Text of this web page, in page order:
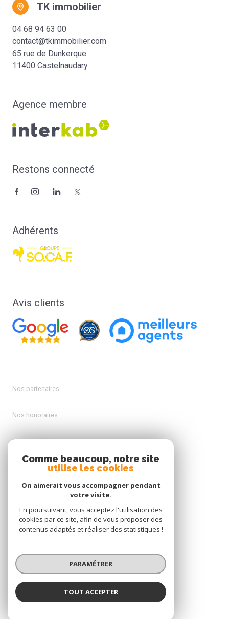
TK immobilier
04 68 94 63 00
contact@tkimmobilier.com
65 rue de Dunkerque
11400 Castelnaudary
Agence membre
Restons connecté
Adhérents
Avis clients
Nos partenaires
Nos honoraires
Mentions légales
Cookies
© 2026 | Tous droits réservés
Réalisé par
Comme beaucoup, notre site
utilise les cookies
On aimerait vous accompagner pendant
votre visite.
En poursuivant, vous acceptez l'utilisation des
cookies par ce site, afin de vous proposer des
contenus adaptés et réaliser des statistiques !
PARAMÉTRER
TOUT ACCEPTER